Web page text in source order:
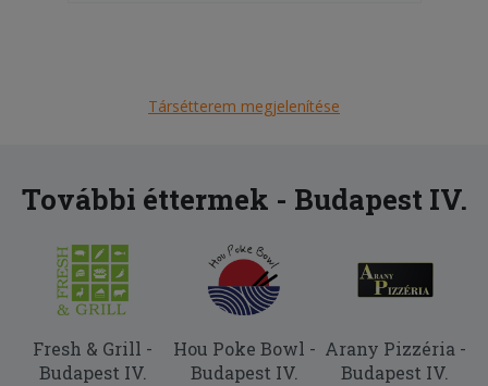
Ízletes és finom. Gyorsan kiszállították
a megrendelést.
Társétterem megjelenítése
További éttermek - Budapest IV.
Fresh & Grill -
Budapest IV.
Hou Poke Bowl -
Budapest IV.
Arany Pizzéria -
Budapest IV.